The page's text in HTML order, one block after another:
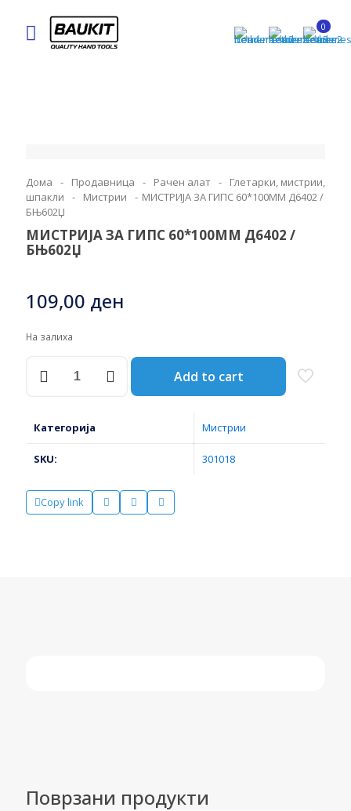
0
Дома - Продавница - Рачен алат -
Глетарки, мистрии,
шпакли
- Мистрии - МИСТРИЈА ЗА ГИПС 60*100ММ Д6402 /
БЊ602Џ
МИСТРИЈА ЗА ГИПС 60*100ММ Д6402 /
БЊ602Џ
109,00 ден
На залиха
Д6402
количина
Add to cart
Категорија Мистрии
SKU: 301018
Copy link
Поврзани продукти